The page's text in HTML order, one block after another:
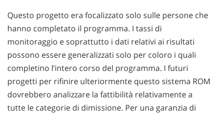
Questo progetto era focalizzato solo sulle persone che
hanno completato il programma. I tassi di
monitoraggio e soprattutto i dati relativi ai risultati
possono essere generalizzati solo per coloro i quali
completino l’intero corso del programma. I futuri
progetti per rifinire ulteriormente questo sistema ROM
dovrebbero analizzare la fattibilità relativamente a
tutte le categorie di dimissione. Per una garanzia di